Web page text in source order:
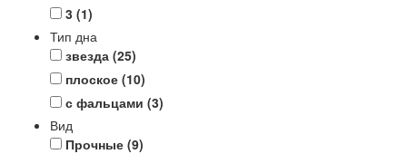
3 (1)
Тип дна
звезда (25)
плоское (10)
с фальцами (3)
Вид
Прочные (9)